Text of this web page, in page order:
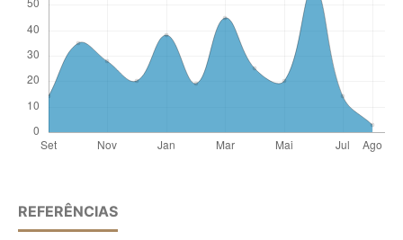
REFERÊNCIAS